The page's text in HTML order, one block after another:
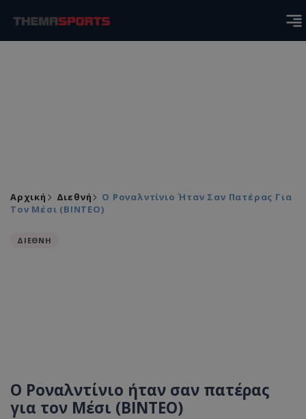
Αρχική Διεθνή
Ο Ροναλντίνιο Ήταν Σαν Πατέρας Για
Τον Μέσι (ΒΙΝΤΕΟ)
ΔΙΕΘΝΗ
Ο Ροναλντίνιο ήταν σαν πατέρας
για τον Μέσι (ΒΙΝΤΕΟ)